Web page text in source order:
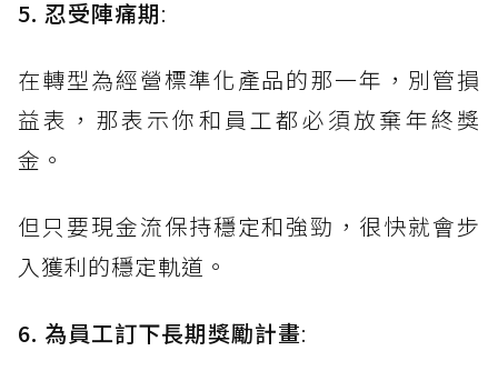
5. 忍受陣痛期:
在轉型為經營標準化產品的那一年，別管損
益表，那表示你和員工都必須放棄年終獎
金。
但只要現金流保持穩定和強勁，很快就會步
入獲利的穩定軌道。
6. 為員工訂下長期獎勵計畫: